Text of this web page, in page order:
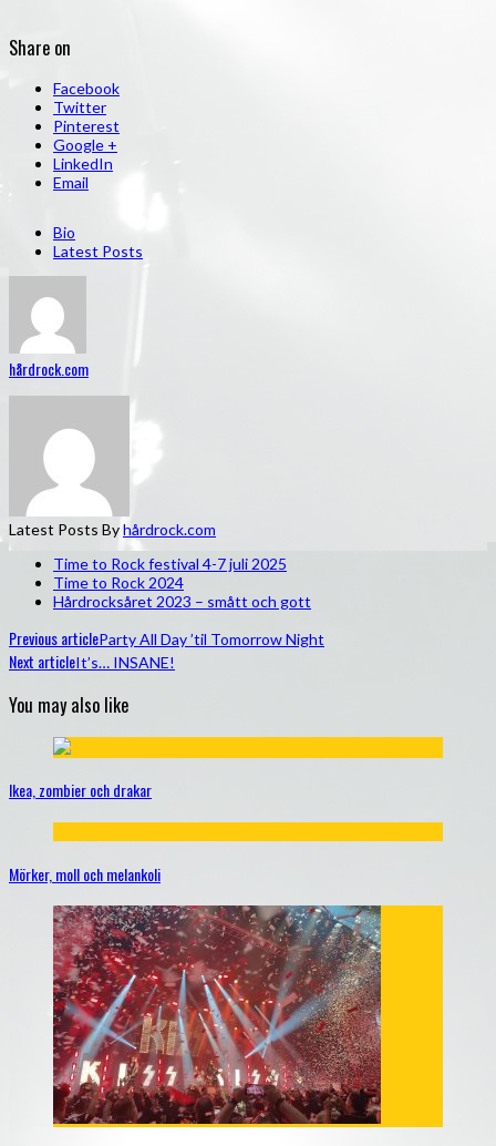
Share on
Facebook
Twitter
Pinterest
Google +
LinkedIn
Email
Bio
Latest Posts
hårdrock.com
Latest Posts Byhårdrock.com
Time to Rock festival 4-7 juli 2025
Time to Rock 2024
Hårdrocksåret 2023 – smått och gott
Previous articleParty All Day ’til Tomorrow Night
Next articleIt’s… INSANE!
You may also like
Ikea, zombier och drakar
Mörker, moll och melankoli